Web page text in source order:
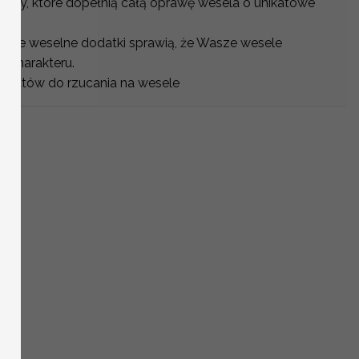
które dopełnią całą oprawę wesela o unikatowe
weselne dodatki sprawią, że Wasze wesele
charakteru.
do rzucania na wesele